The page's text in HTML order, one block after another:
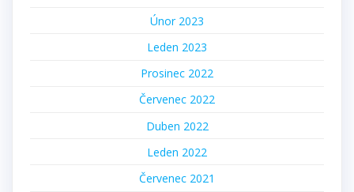
Únor 2023
Leden 2023
Prosinec 2022
Červenec 2022
Duben 2022
Leden 2022
Červenec 2021